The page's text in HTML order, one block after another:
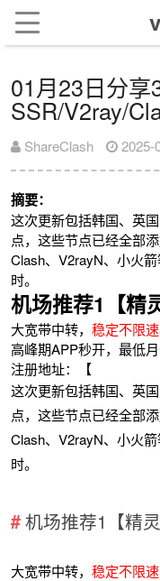
01月23日分享
SSR/V2ray/
ShareClash 2025-
摘要：
这次更新包括韩国、英
点，这些节点已经全部
Clash、V2rayN、小火
时。
机场推荐1【精
大宽带中转，稳定不限
高峰期APP秒开，最低
注册地址：【
这次更新包括韩国、英
点，这些节点已经全部
Clash、V2rayN、小火
时。
机场推荐1【精灵
大宽带中转，稳定不限